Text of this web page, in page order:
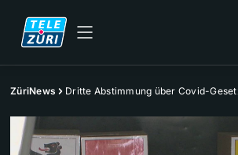
ZüriNews Dritte Abstimmung über Covid-